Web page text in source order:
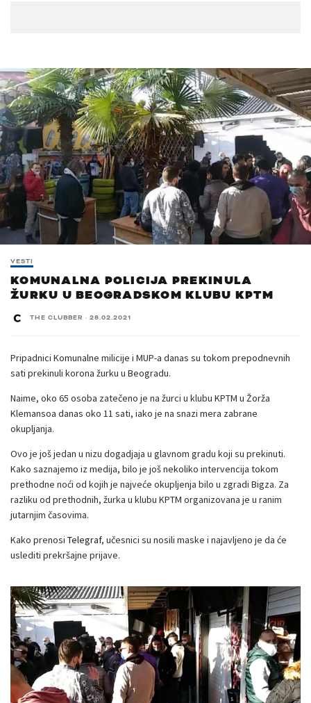
VESTI
KOMUNALNA POLICIJA PREKINULA
ŽURKU U BEOGRADSKOM KLUBU KPTM
THE CLUBBER · 28.02.2021
Pripadnici Komunalne milicije i MUP-a danas su tokom prepodnevnih
sati prekinuli korona žurku u Beogradu.
Naime, oko 65 osoba zatečeno je na žurci u klubu KPTM u Žorža
Klemansoa danas oko 11 sati, iako je na snazi mera zabrane
okupljanja.
Ovo je još jedan u nizu dogadjaja u glavnom gradu koji su prekinuti.
Kako saznajemo iz medija, bilo je još nekoliko intervencija tokom
prethodne noći od kojih je najveće okupljenja bilo u zgradi Bigza. Za
razliku od prethodnih, žurka u klubu KPTM organizovana je u ranim
jutarnjim časovima.
Kako prenosi Telegraf, učesnici su nosili maske i najavljeno je da će
uslediti prekršajne prijave.